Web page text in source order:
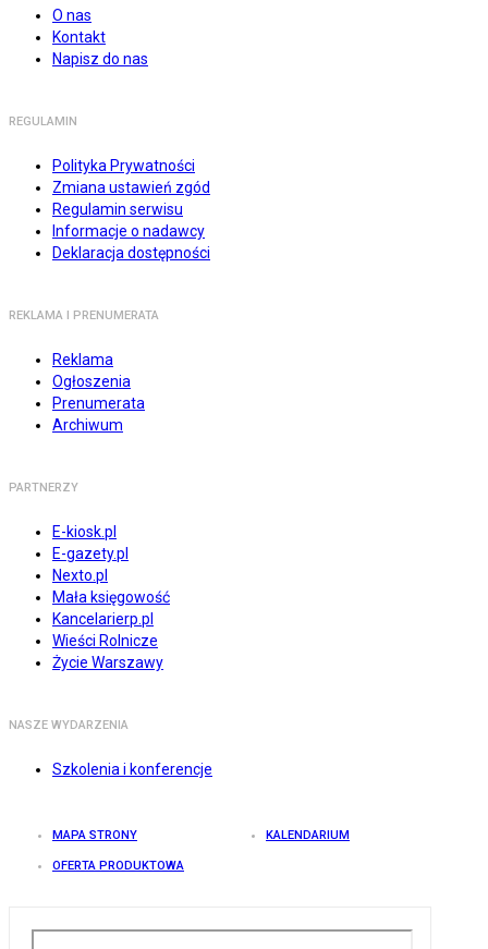
O nas
Kontakt
Napisz do nas
REGULAMIN
Polityka Prywatności
Zmiana ustawień zgód
Regulamin serwisu
Informacje o nadawcy
Deklaracja dostępności
REKLAMA I PRENUMERATA
Reklama
Ogłoszenia
Prenumerata
Archiwum
PARTNERZY
E-kiosk.pl
E-gazety.pl
Nexto.pl
Mała księgowość
Kancelarierp.pl
Wieści Rolnicze
Życie Warszawy
NASZE WYDARZENIA
Szkolenia i konferencje
MAPA STRONY KALENDARIUM
OFERTA PRODUKTOWA